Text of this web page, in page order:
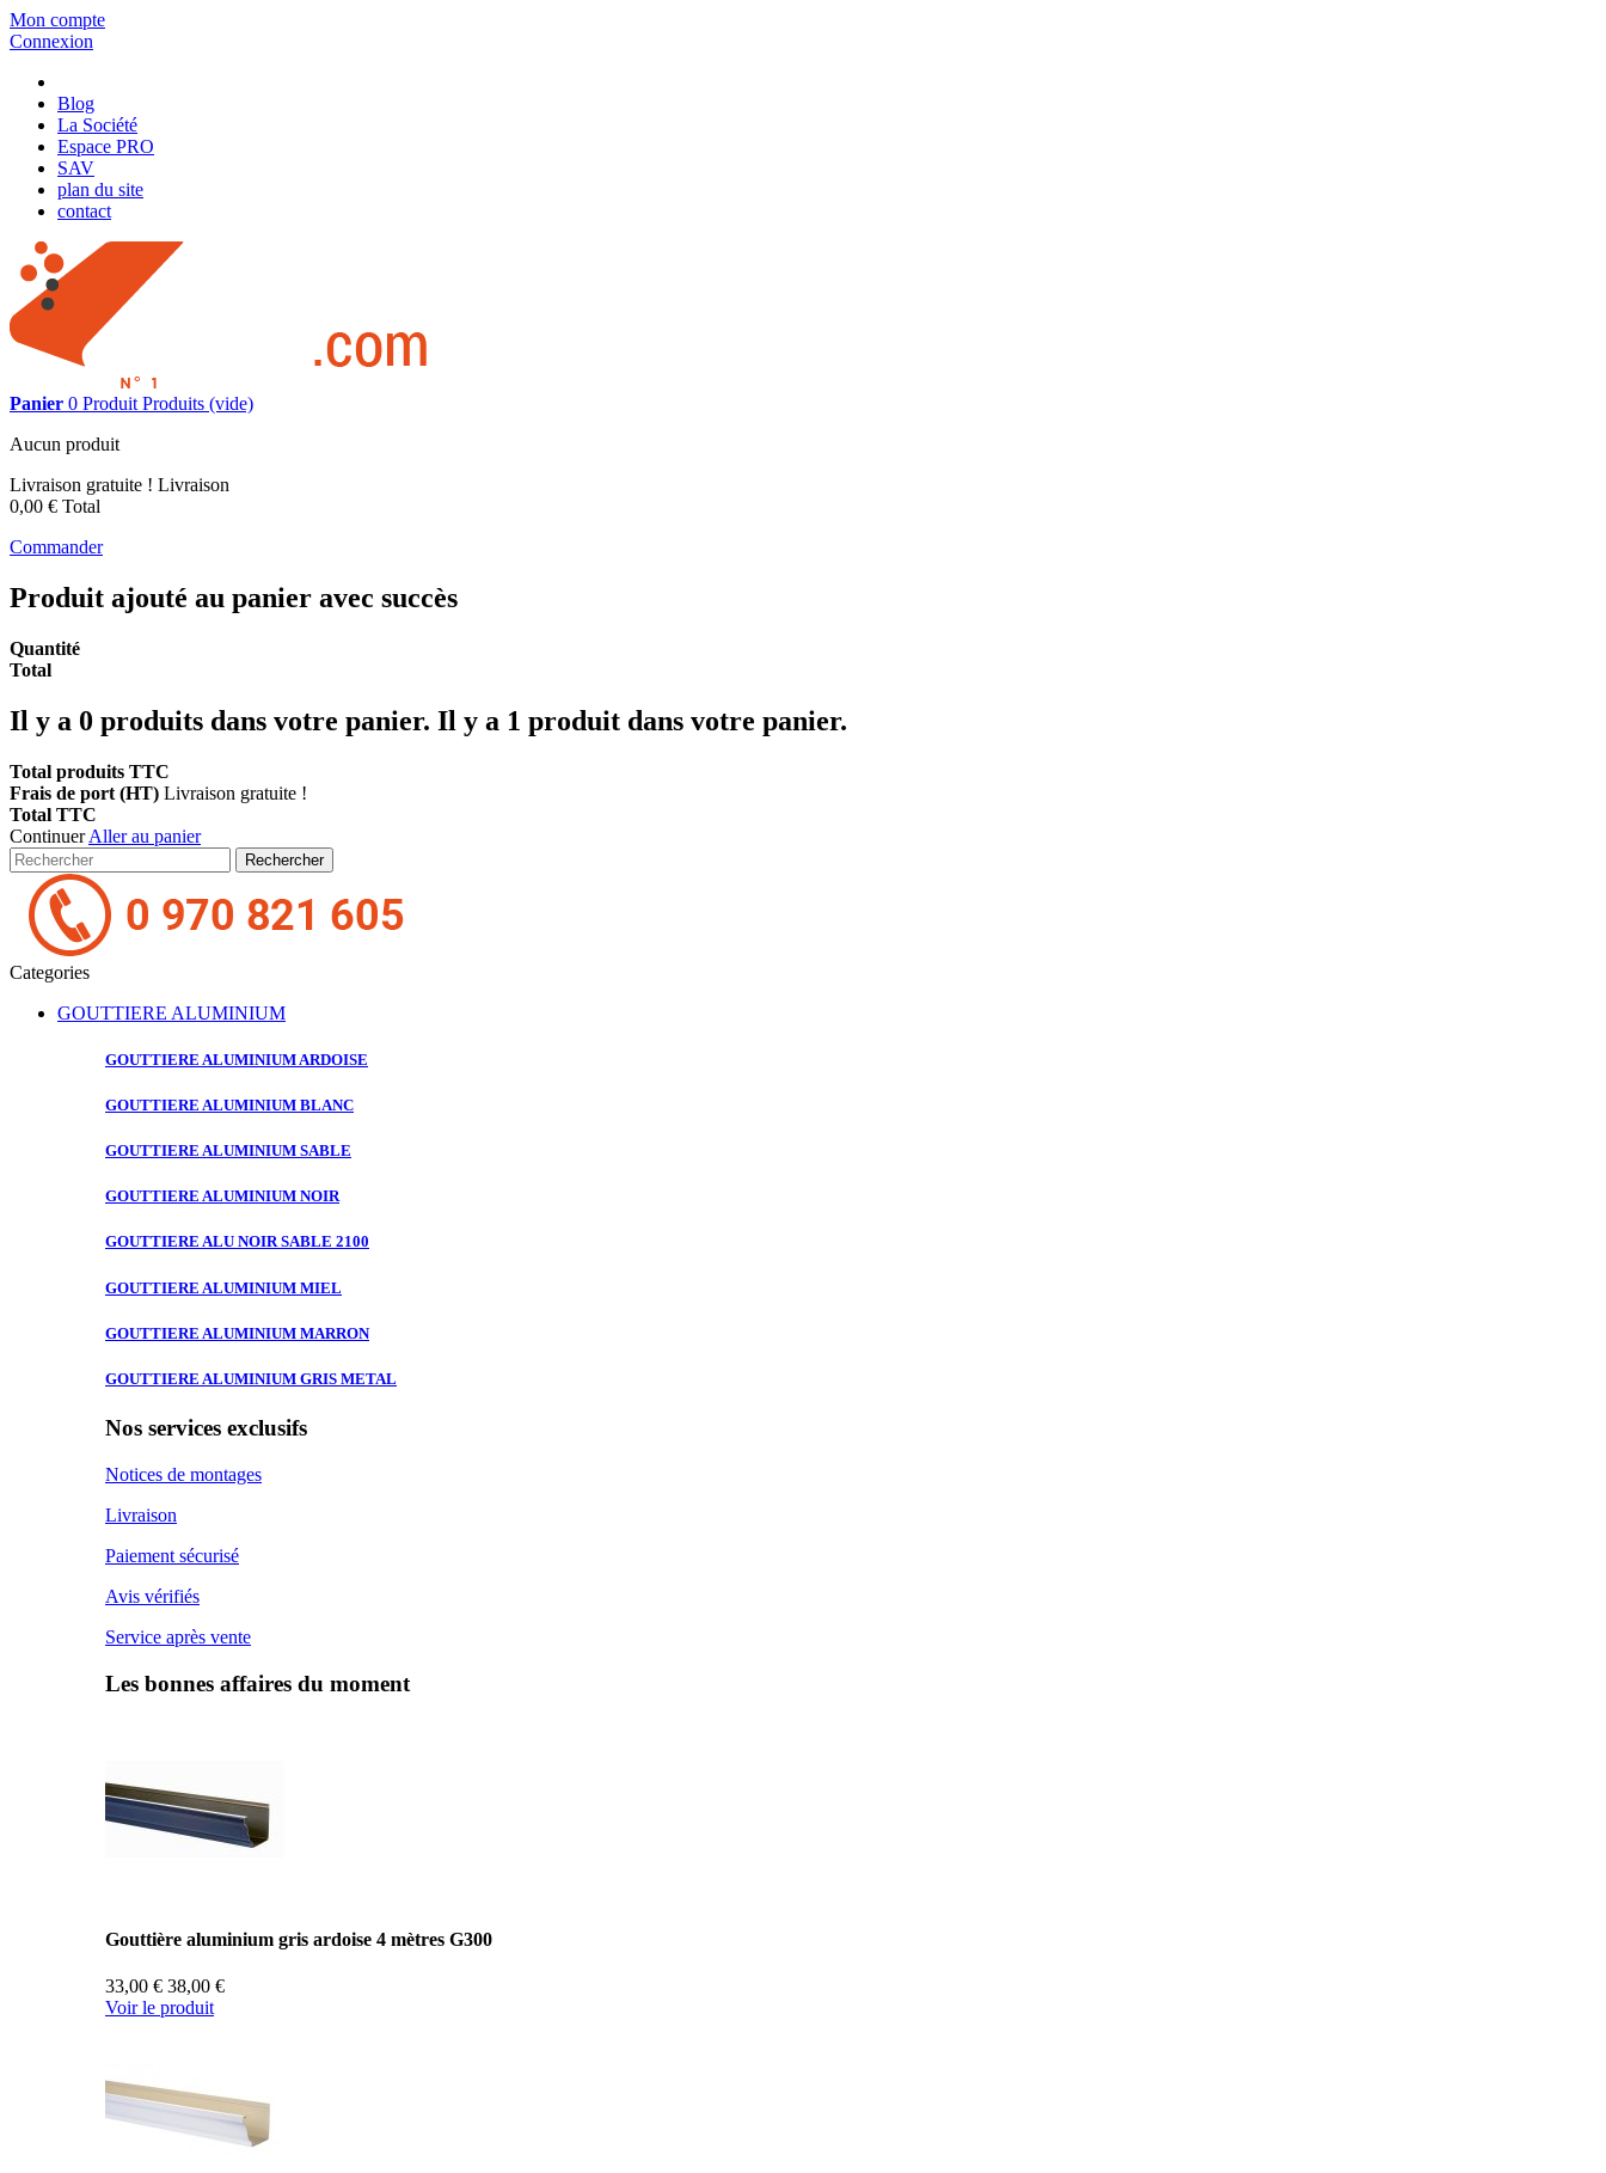
Mon compte
Connexion
Blog
La Société
Espace PRO
SAV
plan du site
contact
Panier 0 Produit Produits (vide)
Aucun produit
Livraison gratuite ! Livraison
0,00 € Total
Commander
Produit ajouté au panier avec succès
Quantité
Total
Il y a 0 produits dans votre panier. Il y a 1 produit dans votre panier.
Total produits TTC
Frais de port (HT) Livraison gratuite !
Total TTC
ContinuerAller au panier
Rechercher
Categories
GOUTTIERE ALUMINIUM
GOUTTIERE ALUMINIUM ARDOISE
GOUTTIERE ALUMINIUM BLANC
GOUTTIERE ALUMINIUM SABLE
GOUTTIERE ALUMINIUM NOIR
GOUTTIERE ALU NOIR SABLE 2100
GOUTTIERE ALUMINIUM MIEL
GOUTTIERE ALUMINIUM MARRON
GOUTTIERE ALUMINIUM GRIS METAL
Nos services exclusifs
Notices de montages
Livraison
Paiement sécurisé
Avis vérifiés
Service après vente
Les bonnes affaires du moment
Gouttière aluminium gris ardoise 4 mètres G300
33,00 € 38,00 €
Voir le produit